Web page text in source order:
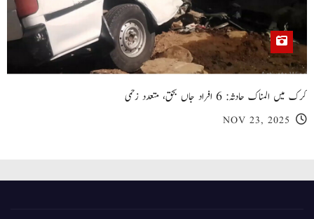
کرک میں المناک حادثہ: 6 افراد جاں بحق، متعدد زخمی
NOV 23, 2025